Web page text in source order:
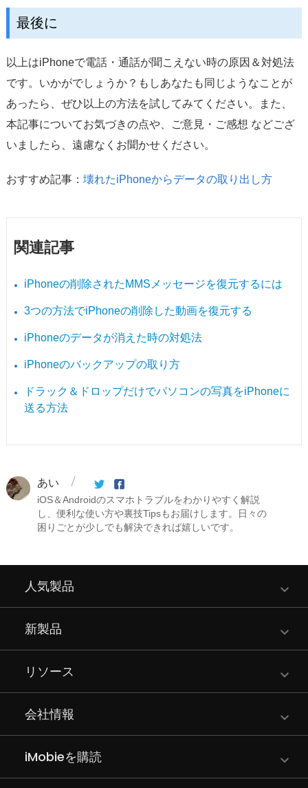
最後に
以上はiPhoneで電話・通話が聞こえない時の原因＆対処法
です。いかがでしょうか？もしあなたも同じようなことが
あったら、ぜひ以上の方法を試してみてください。また、
本記事についてお気づきの点や、ご意見・ご感想 などござ
いましたら、遠慮なくお聞かせください。
おすすめ記事： 壊れたiPhoneからデータの取り出し方
関連記事
iPhoneの削除されたMMSメッセージを復元するには
3つの方法でiPhoneの削除した動画を復元する
iPhoneのデータが消えた時の対処法
iPhoneのバックアップの取り方
ドラック＆ドロップだけでパソコンの写真をiPhoneに
送る方法
あい
iOS＆Androidのスマホトラブルをわかりやすく解説
し、便利な使い方や裏技Tipsもお届けします。日々の
困りごとが少しでも解決できれば嬉しいです。
人気製品
新製品
リソース
会社情報
iMobieを購読